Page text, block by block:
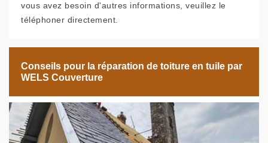
vous avez besoin d'autres informations, veuillez le
téléphoner directement.
Conseils pour la réparation de toiture en tuile par
WELS Couverture